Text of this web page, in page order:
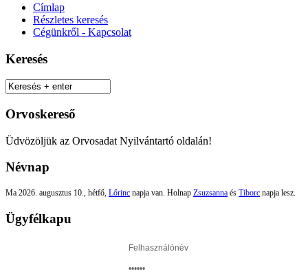
Címlap
Részletes keresés
Cégünkről - Kapcsolat
Keresés
Orvoskereső
Üdvözöljük az Orvosadat Nyilvántartó oldalán!
Névnap
Ma 2026. augusztus 10., hétfő, Lőrinc napja van. Holnap Zsuzsanna és Tiborc napja lesz.
Ügyfélkapu